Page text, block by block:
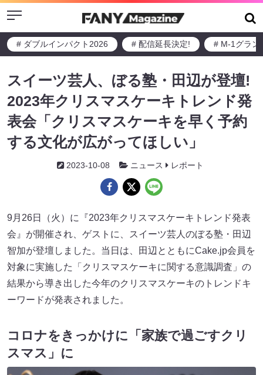
Menu
# ダブルインパクト2026 # 配信延長決定! # M-1グラン
スイーツ芸人、ぼる塾・田辺が登壇!
2023年クリスマスケーキトレンド発
表会「クリスマスケーキを早く予約
する文化が広がってほしい」
2023-10-08 ニュース レポート
9月26日（火）に『2023年クリスマスケーキトレンド発表
会』が開催され、ゲストに、スイーツ芸人のぼる塾・田辺
智加が登壇しました。当日は、田辺とともにCake.jp会員を
対象に実施した「クリスマスケーキに関する意識調査」の
結果から導き出した今年のクリスマスケーキのトレンドキ
ーワードが発表されました。
コロナをきっかけに「家族で過ごすクリ
スマス」に